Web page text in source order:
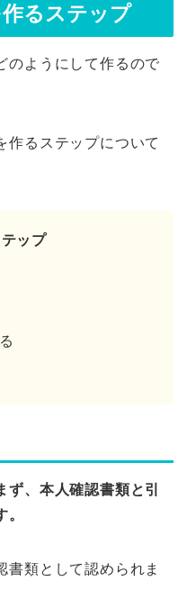
るステップ
のようにして作るので
作るステップについて
ップ
、本人確認書類と引
書類として認められま